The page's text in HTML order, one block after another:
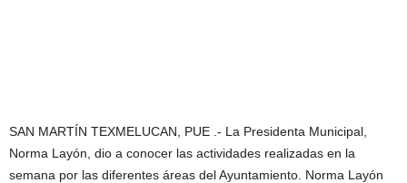
SAN MARTÍN TEXMELUCAN, PUE .- La Presidenta Municipal,
Norma Layón, dio a conocer las actividades realizadas en la
semana por las diferentes áreas del Ayuntamiento. Norma Layón